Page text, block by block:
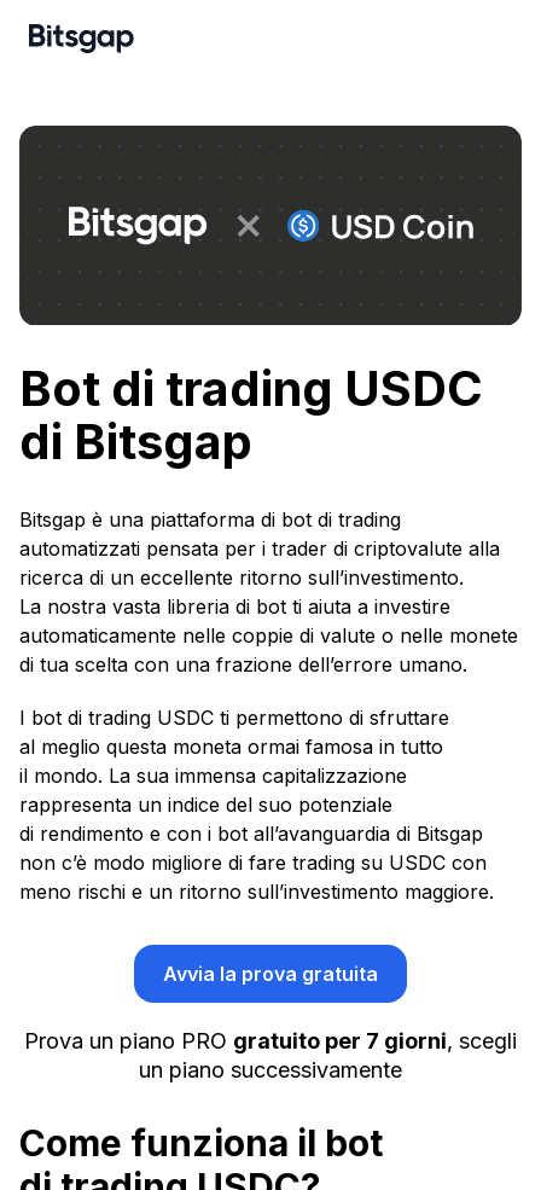
Bot di trading USDС
di Bitsgap
Bitsgap è una piattaforma di bot di trading
automatizzati pensata per i trader di criptovalute alla
ricerca di un eccellente ritorno sull’investimento.
La nostra vasta libreria di bot ti aiuta a investire
automaticamente nelle coppie di valute o nelle monete
di tua scelta con una frazione dell’errore umano.
I bot di trading USDC ti permettono di sfruttare
al meglio questa moneta ormai famosa in tutto
il mondo. La sua immensa capitalizzazione
rappresenta un indice del suo potenziale
di rendimento e con i bot all’avanguardia di Bitsgap
non c’è modo migliore di fare trading su USDC con
meno rischi e un ritorno sull’investimento maggiore.
Avvia la prova gratuita
Prova un piano PRO gratuito per 7 giorni, scegli
un piano successivamente
Come funziona il bot